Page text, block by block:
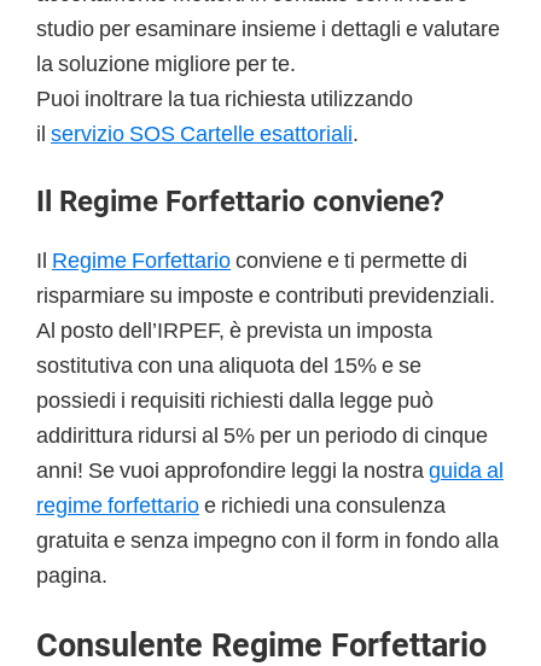
studio per esaminare insieme i dettagli e valutare
la soluzione migliore per te.
Puoi inoltrare la tua richiesta utilizzando
il servizio SOS Cartelle esattoriali.
Il Regime Forfettario conviene?
Il Regime Forfettarioconviene e ti permette di
risparmiare su imposte e contributi previdenziali.
Al posto dell’IRPEF, è prevista un imposta
sostitutiva con una aliquota del 15% e se
possiedi i requisiti richiesti dalla legge può
addirittura ridursi al 5% per un periodo di cinque
anni! Se vuoi approfondire leggi la nostra guida al
regime forfettarioe richiedi una consulenza
gratuita e senza impegno con il form in fondo alla
pagina.
Consulente Regime Forfettario